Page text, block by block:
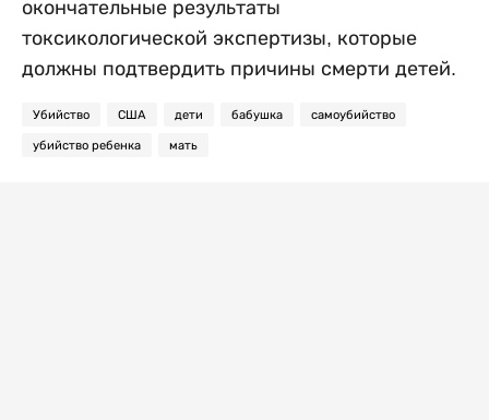
окончательные результаты
токсикологической экспертизы, которые
должны подтвердить причины смерти детей.
Убийство США дети бабушка самоубийство
убийство ребенка мать